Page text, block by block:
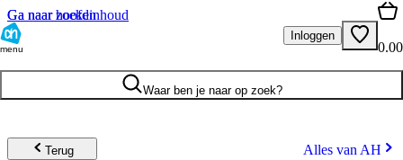
Ga naar hoofdinhoud
Ga naar zoeken
menu
Inloggen
0.00
Waar ben je naar op zoek?
Terug Alles van AH